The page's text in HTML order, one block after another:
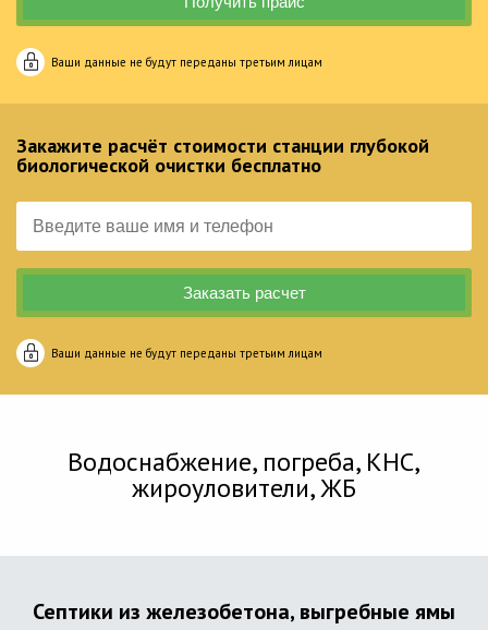
Ваши данные не будут переданы третьим лицам
Закажите расчёт стоимости станции глубокой
биологической очистки бесплатно
Ваши данные не будут переданы третьим лицам
Водоснабжение, погреба, КНС,
жироуловители, ЖБ
Септики из железобетона, выгребные ямы